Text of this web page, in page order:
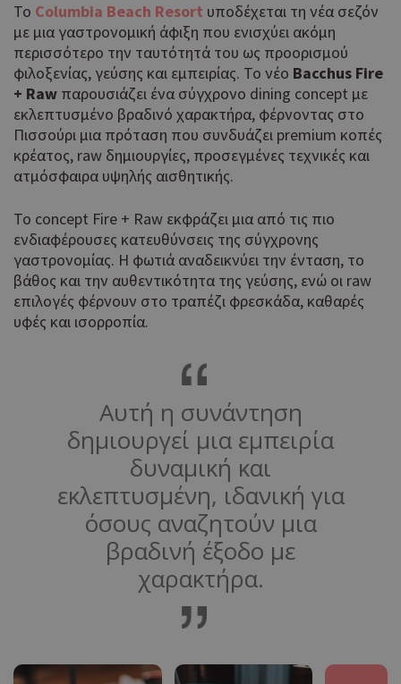
Το Columbia Beach Resort υποδέχεται τη νέα σεζόν
με μια γαστρονομική άφιξη που ενισχύει ακόμη
περισσότερο την ταυτότητά του ως προορισμού
φιλοξενίας, γεύσης και εμπειρίας. Το νέο Bacchus Fire
+ Raw παρουσιάζει ένα σύγχρονο dining concept με
εκλεπτυσμένο βραδινό χαρακτήρα, φέρνοντας στο
Πισσούρι μια πρόταση που συνδυάζει premium κοπές
κρέατος, raw δημιουργίες, προσεγμένες τεχνικές και
ατμόσφαιρα υψηλής αισθητικής.
Το concept Fire + Raw εκφράζει μια από τις πιο
ενδιαφέρουσες κατευθύνσεις της σύγχρονης
γαστρονομίας. Η φωτιά αναδεικνύει την ένταση, το
βάθος και την αυθεντικότητα της γεύσης, ενώ οι raw
επιλογές φέρνουν στο τραπέζι φρεσκάδα, καθαρές
υφές και ισορροπία.
Αυτή η συνάντηση
δημιουργεί μια εμπειρία
δυναμική και
εκλεπτυσμένη, ιδανική για
όσους αναζητούν μια
βραδινή έξοδο με
χαρακτήρα.